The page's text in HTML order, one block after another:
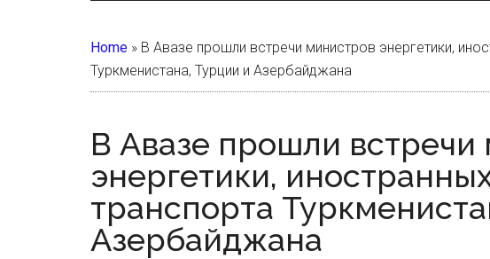
Home » В Авазе прошли встречи министров энергетики,
Туркменистана, Турции и Азербайджана
В Авазе прошли встречи
энергетики,
транспорта
Азербайджана